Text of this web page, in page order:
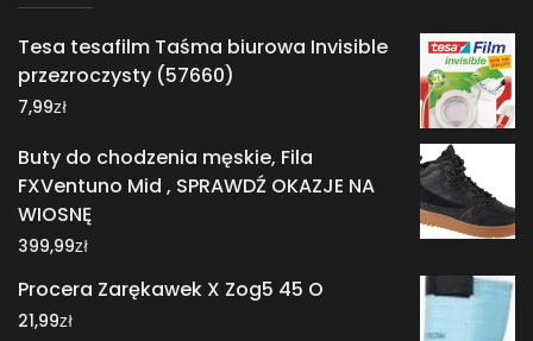
Tesa tesafilm Taśma biurowa Invisible
przezroczysty (57660)
7,99zł
Buty do chodzenia męskie, Fila
FXVentuno Mid , SPRAWDŹ OKAZJE NA
WIOSNĘ
399,99zł
Procera Zarękawek X Zog5 45 O
21,99zł